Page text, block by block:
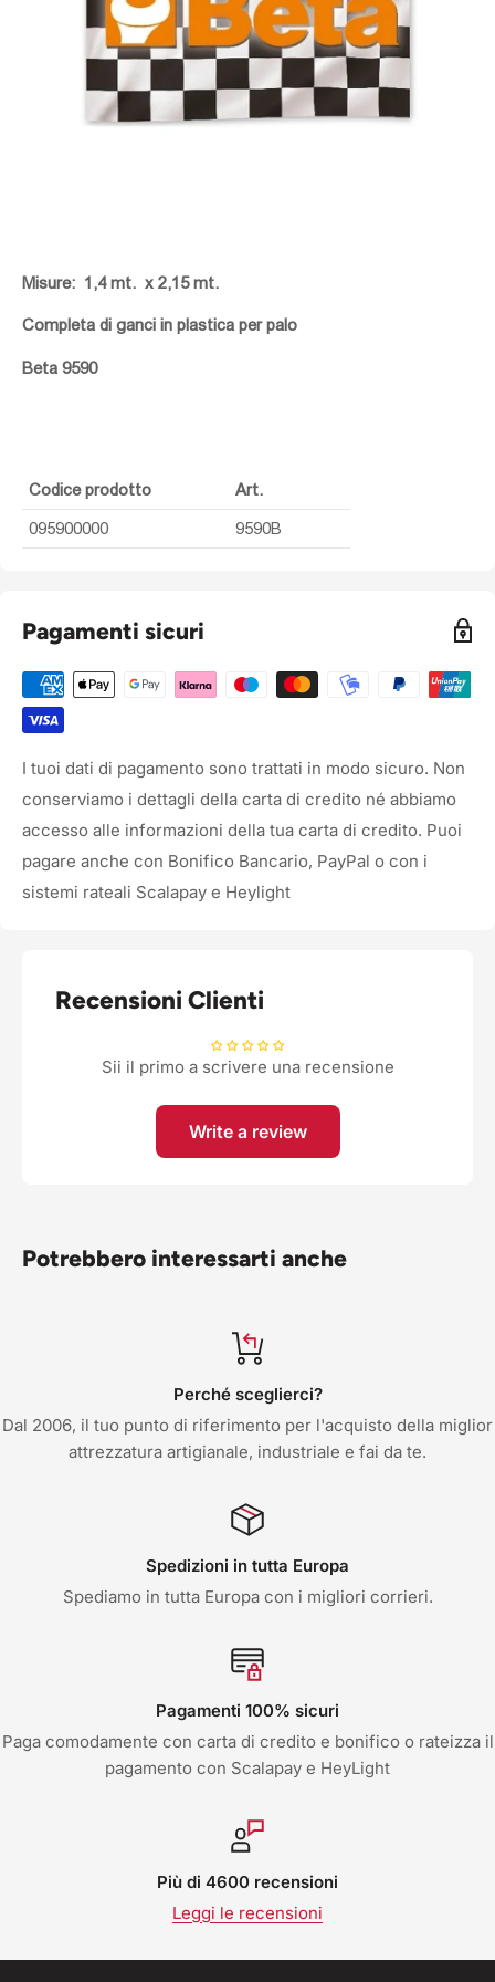
Misure: 1,4 mt. x 2,15 mt.
Completa di ganci in plastica per palo
Beta 9590
Codice prodotto Art.
095900000 9590B
Pagamenti sicuri
I tuoi dati di pagamento sono trattati in modo sicuro. Non
conserviamo i dettagli della carta di credito né abbiamo
accesso alle informazioni della tua carta di credito. Puoi
pagare anche con Bonifico Bancario, PayPal o con i
sistemi rateali Scalapay e Heylight
Recensioni Clienti
Sii il primo a scrivere una recensione
Write a review
Potrebbero interessarti anche
Perché sceglierci?
Dal 2006, il tuo punto di riferimento per l'acquisto della miglior
attrezzatura artigianale, industriale e fai da te.
Spedizioni in tutta Europa
Spediamo in tutta Europa con i migliori corrieri.
Pagamenti 100% sicuri
Paga comodamente con carta di credito e bonifico o rateizza il
pagamento con Scalapay e HeyLight
Più di 4600 recensioni
Leggi le recensioni